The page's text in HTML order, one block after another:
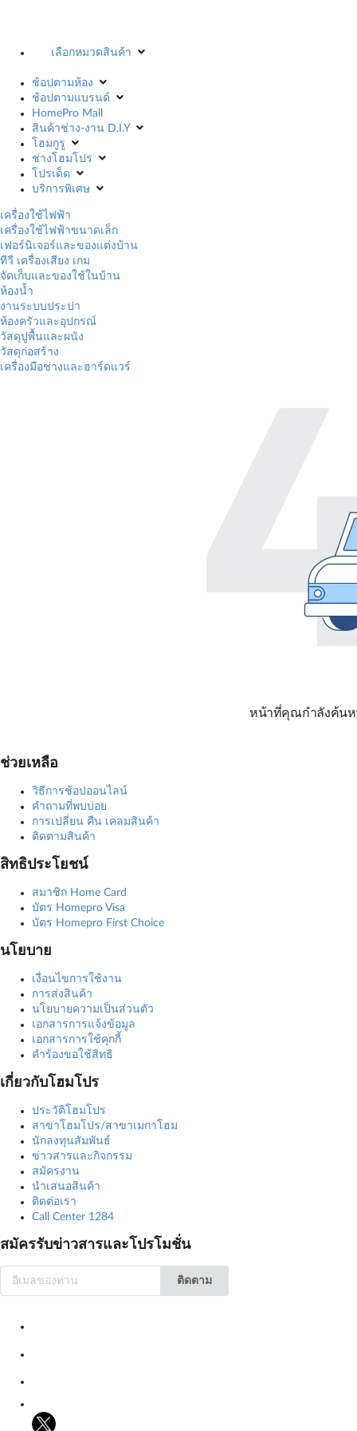
เลือกหมวดสินค้า
ช้อปตามห้อง
ช้อปตามแบรนด์
HomePro Mall
สินค้าช่าง-งาน D.I.Y
โฮมกูรู
ช่างโฮมโปร
โปรเด็ด
บริการพิเศษ
เครื่องใช้ไฟฟ้า
เครื่องใช้ไฟฟ้าขนาดเล็ก
เฟอร์นิเจอร์และของแต่งบ้าน
ทีวี เครื่องเสียง เกม
จัดเก็บและของใช้ในบ้าน
ห้องน้ำ
งานระบบประปา
ห้องครัวและอุปกรณ์
วัสดุปูพื้นและผนัง
วัสดุก่อสร้าง
เครื่องมือช่างและฮาร์ดแวร์
หน้าที่คุณกำลังค้นห
ช่วยเหลือ
วิธีการช้อปออนไลน์
คำถามที่พบบ่อย
การเปลี่ยน คืน เคลมสินค้า
ติดตามสินค้า
สิทธิประโยชน์
สมาชิก Home Card
บัตร Homepro Visa
บัตร Homepro First Choice
นโยบาย
เงื่อนไขการใช้งาน
การส่งสินค้า
นโยบายความเป็นส่วนตัว
เอกสารการแจ้งข้อมูล
เอกสารการใช้คุกกี้
คำร้องขอใช้สิทธิ
เกี่ยวกับโฮมโปร
ประวัติโฮมโปร
สาขาโฮมโปร/สาขาเมกาโฮม
นักลงทุนสัมพันธ์
ข่าวสารและกิจกรรม
สมัครงาน
นำเสนอสินค้า
ติดต่อเรา
Call Center 1284
สมัครรับข่าวสารและโปรโมชั่น
ติดตาม